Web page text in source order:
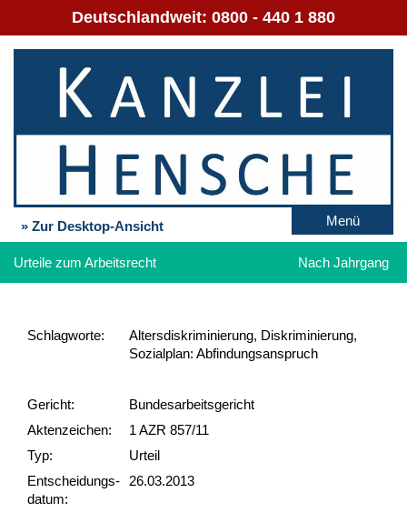
Deutschlandweit: 0800 - 440 1 880
» Zur Desktop-Ansicht Menü
Urteile zum Arbeitsrecht Nach Jahrgang
Schlag­worte:
Altersdiskriminierung, Diskriminierung,
Sozialplan: Abfindungsanspruch
Gericht:
Bundesarbeitsgericht
Akten­zeichen:
1 AZR 857/11
Typ:
Urteil
Ent­scheid­ungs­
datum:
26.03.2013